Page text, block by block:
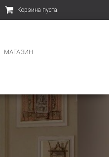
Корзина пуста.
МАГАЗИН